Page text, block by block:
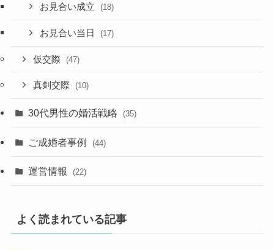
お見合い成立 (18)
お見合い当日 (17)
仮交際 (47)
真剣交際 (10)
30代男性の婚活戦略 (35)
ご成婚者事例 (44)
運営情報 (22)
よく読まれている記事